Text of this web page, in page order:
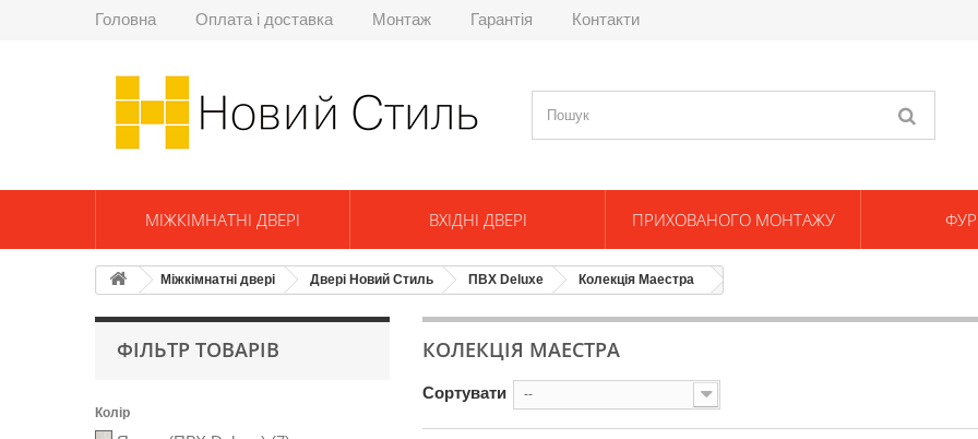
Головна Оплата і доставка Монтаж Гарантія Контакти
МІЖКІМНАТНІ ДВЕРІ ВХІДНІ ДВЕРІ ПРИХОВАНОГО МОНТАЖУ
Міжкімнатні двері Двері Новий Стиль ПВХ Deluxe Колекція Маестра
ФІЛЬТР ТОВАРІВ
Колір
КОЛЕКЦІЯ МАЕСТРА
Сортувати --